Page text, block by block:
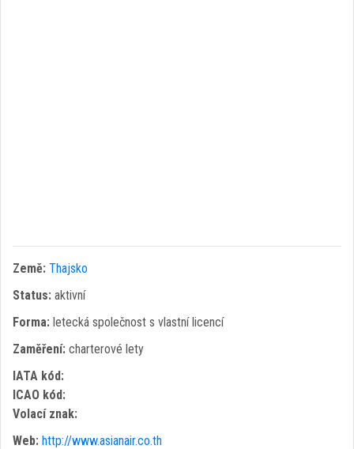
Země: Thajsko
Status: aktivní
Forma: letecká společnost s vlastní licencí
Zaměření: charterové lety
IATA kód:
ICAO kód:
Volací znak:
Web: http://www.asianair.co.th